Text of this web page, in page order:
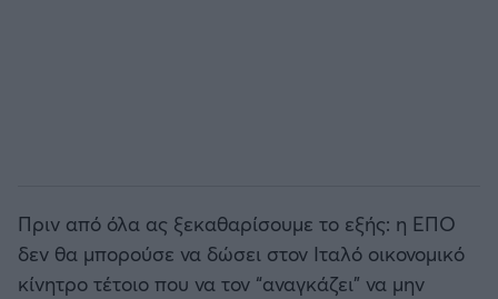
Πριν από όλα ας ξεκαθαρίσουμε το εξής: η ΕΠΟ
δεν θα μπορούσε να δώσει στον Ιταλό οικονομικό
κίνητρο τέτοιο που να τον “αναγκάζει” να μην